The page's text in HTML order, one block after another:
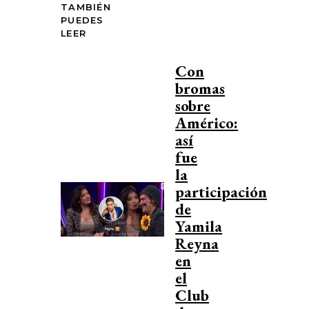
TAMBIÉN
PUEDES
LEER
Con
bromas
sobre
Américo:
así
fue
la
participación
de
Yamila
Reyna
en
el
Club